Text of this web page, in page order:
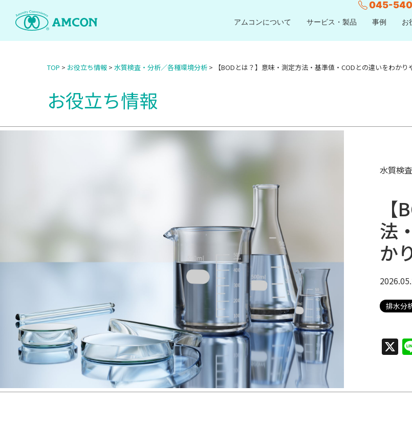
045-
アムコンについて
サービス・製品 事例 お
TOP > お役立ち情報 > 水質検査・分析／各種環境分析 > 【BODとは？】意味・測定方法・基準値・CODとの違いをわかり
お役立ち情報
水質検
法
か
排水分
X